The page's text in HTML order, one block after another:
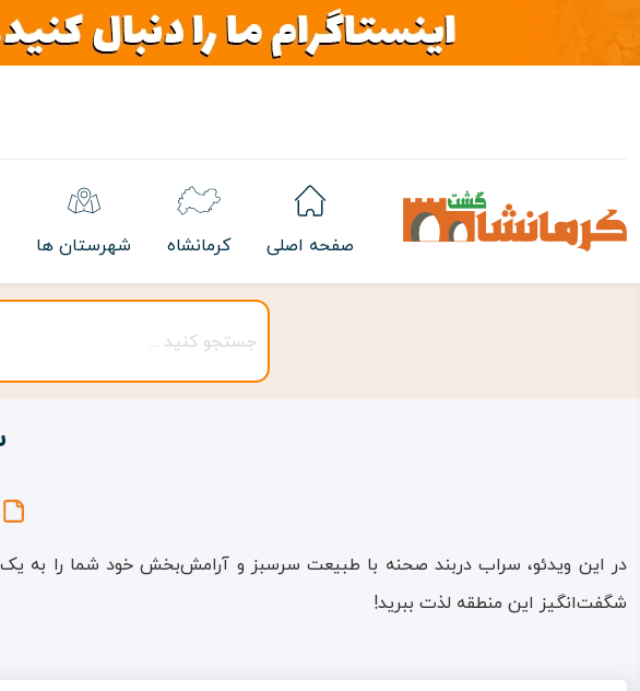
صفحه اصلی کرمانشاه شهرستان ها
در این ویدئو، سراب دربند صحنه با طبیعت سرسبز و آرامش‌بخش خود شما را به
شگفت‌انگیز این منطقه لذت ببرید!